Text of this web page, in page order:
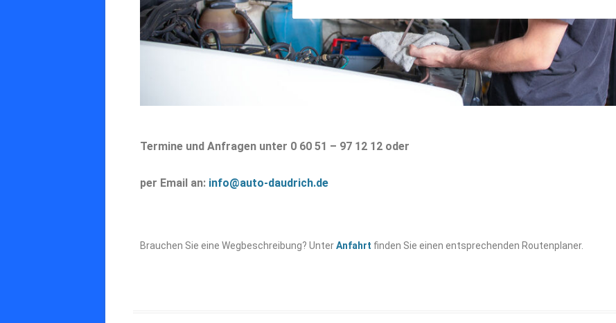
Termine und Anfragen unter 0 60 51 – 97 12 12 oder
per Email an: info@auto-daudrich.de
Brauchen Sie eine Wegbeschreibung? UnterAnfahrt finden Sie einen entsprechenden Routenplaner.